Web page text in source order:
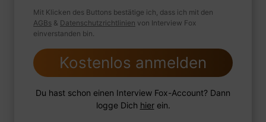
umgegangen, in der Sie einen
leistungsschwachen Mitarbeiter hatten?
Mit Klicken des Buttons bestätige ich, dass ich mit den
AGBs & Datenschutzrichtlinien von Interview Fox
einverstanden bin.
Kostenlos anmelden
Du hast schon einen Interview Fox-Account? Dann
logge Dich hierein.